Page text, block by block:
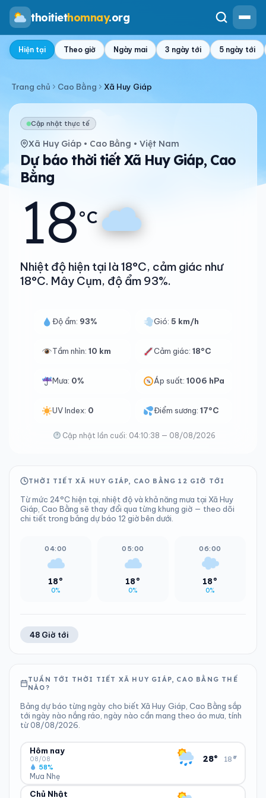
thoitiethomnay.org
Hiện tại Theo giờ Ngày mai 3 ngày tới 5 ngày tới
Trang chủ Cao Bằng Xã Huy Giáp
Cập nhật thực tế
Xã Huy Giáp • Cao Bằng • Việt Nam
Dự báo thời tiết Xã Huy Giáp, Cao
Bằng
18°C
Nhiệt độ hiện tại là 18°C, cảm giác như
18°C. Mây Cụm, độ ẩm 93%.
Độ ẩm: 93% Gió:5 km/h
Tầm nhìn: 10 km Cảm giác:18°C
Mưa: 0% Áp suất:1006 hPa
UV Index: 0 Điểm sương:17°C
Cập nhật lần cuối: 04:10:38 — 08/08/2026
THỜI TIẾT XÃ HUY GIÁP, CAO BẰNG 12 GIỜ TỚI
Từ mức 24°C hiện tại, nhiệt độ và khả năng mưa tại Xã Huy
Giáp, Cao Bằng sẽ thay đổi qua từng khung giờ — theo dõi
chi tiết trong bảng dự báo 12 giờ bên dưới.
04:00
18°
0%
05:00
18°
0%
06:00
18°
0%
48 Giờ tới
TUẦN TỚI THỜI TIẾT XÃ HUY GIÁP, CAO BẰNG THẾ
NÀO?
Bảng dự báo từng ngày cho biết Xã Huy Giáp, Cao Bằng sắp
tới ngày nào nắng ráo, ngày nào cần mang theo áo mưa, tính
từ 08/08/2026.
Hôm nay
08/08
Mưa Nhẹ
58%
28° 18°
▾
ĐỘ ẨM
Chủ Nhật